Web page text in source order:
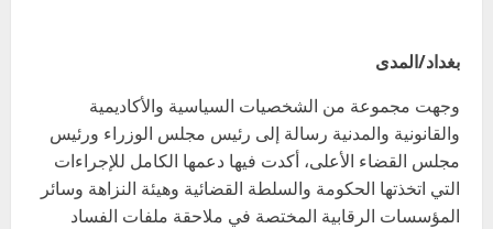
بغداد/المدى
وجهت مجموعة من الشخصيات السياسية والأكاديمية
والقانونية والمدنية رسالة إلى رئيس مجلس الوزراء ورئيس
مجلس القضاء الأعلى، أكدت فيها دعمها الكامل للإجراءات
التي اتخذتها الحكومة والسلطة القضائية وهيئة النزاهة وسائر
المؤسسات الرقابية المختصة في ملاحقة ملفات الفساد